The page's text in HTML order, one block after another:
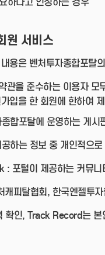
원 서비스
용은 벤처투자종합포탈
관을 준수하는 이용자
입을 한 회원에 한하여
합포탈에 운영하는 게
하는 정보 중 개인적으
: 포털이 제공하는 커뮤
피탈협회, 한국엔젤투
확인, Track Record는 본